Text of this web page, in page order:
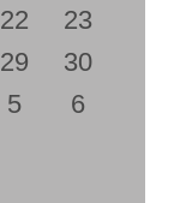
22
23
29
30
5 6